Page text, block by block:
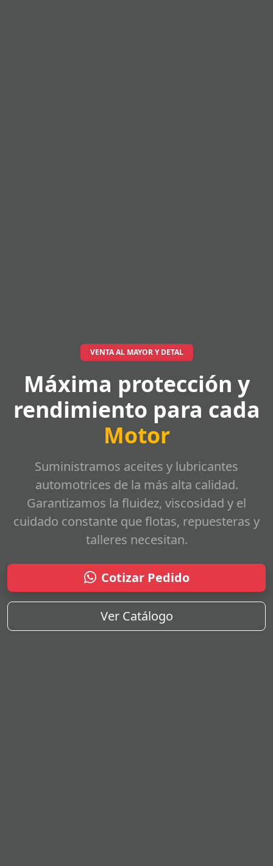
VENTA AL MAYOR Y DETAL
Máxima protección y
rendimiento para cada
Motor
Suministramos aceites y lubricantes
automotrices de la más alta calidad.
Garantizamos la fluidez, viscosidad y el
cuidado constante que flotas, repuesteras y
talleres necesitan.
Cotizar Pedido
Ver Catálogo